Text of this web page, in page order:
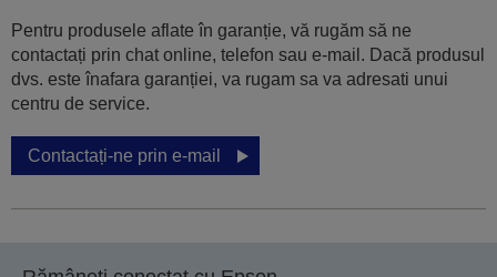
Pentru produsele aflate în garanție, vă rugăm să ne
contactați prin chat online, telefon sau e-mail. Dacă produsul
dvs. este înafara garanției, va rugam sa va adresati unui
centru de service.
Contactați-ne prin e-mail